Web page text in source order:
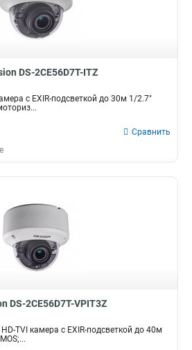
DS-2CE56D7T-ITZ
с EXIR-подсветкой до 30м 1/2.7"
Сравнить
DS-2CE56D7T-VPIT3Z
TVI камера с EXIR-подсветкой до 40м